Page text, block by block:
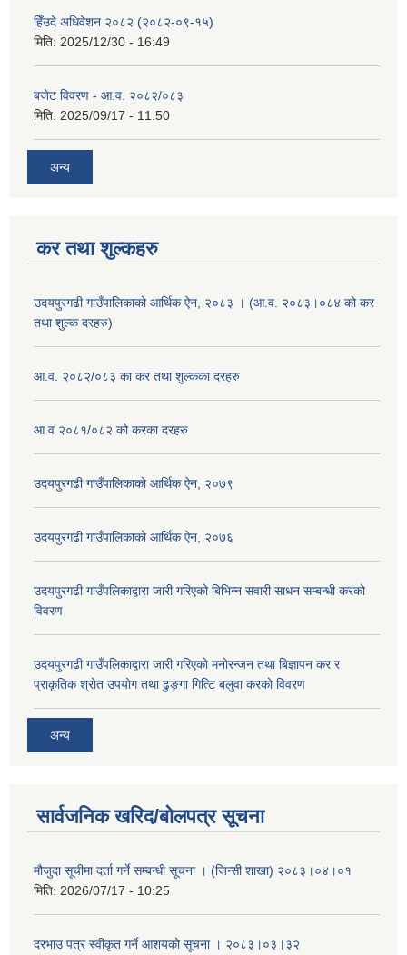
हिँउदे अधिवेशन २०८२ (२०८२-०९-१५)
मिति: 2025/12/30 - 16:49
बजेट विवरण - आ.व. २०८२/०८३
मिति: 2025/09/17 - 11:50
अन्य
कर तथा शुल्कहरु
उदयपुरगढी गाउँपालिकाको आर्थिक ऐन, २०८३ । (आ.व. २०८३।०८४ को कर
तथा शुल्क दरहरु)
आ.व. २०८२/०८३ का कर तथा शुल्कका दरहरु
आ व २०८१/०८२ को करका दरहरु
उदयपुरगढी गाउँपालिकाको आर्थिक ऐन, २०७९
उदयपुरगढी गाउँपालिकाको आर्थिक ऐन, २०७६
उदयपुरगढी गाउँपलिकाद्वारा जारी गरिएको बिभिन्न सवारी साधन सम्बन्धी करको
विवरण
उदयपुरगढी गाउँपलिकाद्वारा जारी गरिएको मनोरन्जन तथा बिज्ञापन कर र
प्राकृतिक श्रोत उपयोग तथा ढुङ्गा गित्टि बलुवा करको विवरण
अन्य
सार्वजनिक खरिद/बोलपत्र सूचना
मौजुदा सूचीमा दर्ता गर्ने सम्बन्धी सूचना । (जिन्सी शाखा) २०८३।०४।०१
मिति: 2026/07/17 - 10:25
दरभाउ पत्र स्वीकृत गर्ने आशयको सूचना । २०८३।०३।३२